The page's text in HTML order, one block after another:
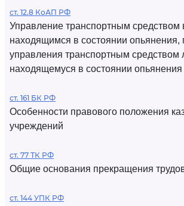
ст. 12.8 КоАП РФ
Управление транспортным средством
находящимся в состоянии опьянения,
управления транспортным средством
находящемуся в состоянии опьянения
ст. 161 БК РФ
Особенности правового положения
учреждений
ст. 77 ТК РФ
Общие основания прекращения
ст. 144 УПК РФ